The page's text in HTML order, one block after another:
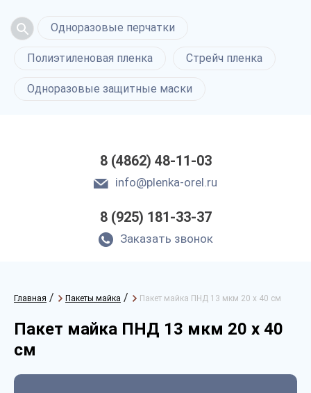
Одноразовые перчатки
Полиэтиленовая пленка Стрейч пленка
Одноразовые защитные маски
8 (4862) 48-11-03
info@plenka-orel.ru
8 (925) 181-33-37
Заказать звонок
Главная / Пакеты майка / Пакет майка ПНД 13 мкм 20 х 40 см
Пакет майка ПНД 13 мкм 20 х 40
см